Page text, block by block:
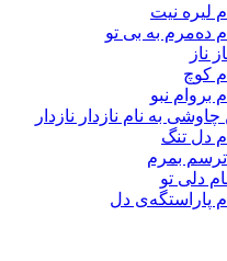
لیره نیت
دەمرم بە بی تو
ناز
کوچ
بروام نبو
به نام نازدار نازدار
دل تنگ
بمرم
دلی تو
پاراستگەی دل